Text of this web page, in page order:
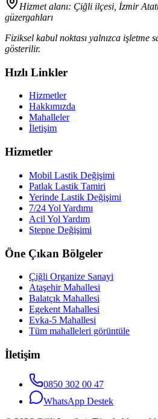
Hizmet alanı: Çiğli ilçesi, İzmir
güzergahları
Fiziksel kabul noktası yalnızca işletme
gösterilir.
Hızlı Linkler
Hizmetler
Hakkımızda
Mahalleler
İletişim
Hizmetler
Mobil Lastik Değişimi
Patlak Lastik Tamiri
Yerinde Lastik Değişimi
7/24 Yol Yardımı
Acil Yol Yardım
Stepne Değişimi
Öne Çıkan Bölgeler
Çiğli Organize Sanayi
Ataşehir Mahallesi
Balatçık Mahallesi
Egekent Mahallesi
Evka-5 Mahallesi
Tüm mahalleleri görüntüle
İletişim
0850 302 00 47
WhatsApp Destek